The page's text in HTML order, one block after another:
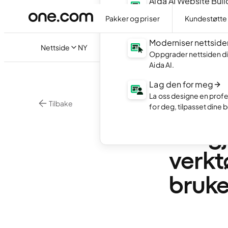
Pakker og priser Kundestøtte
Nettside NY
AI.
Moderniser
Oppgrader nettsiden
Aida AI.
Lag den for meg
La oss designe en
for deg, tilpasset dine
Tilbake